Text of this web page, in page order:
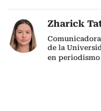
Zharick
de la
en